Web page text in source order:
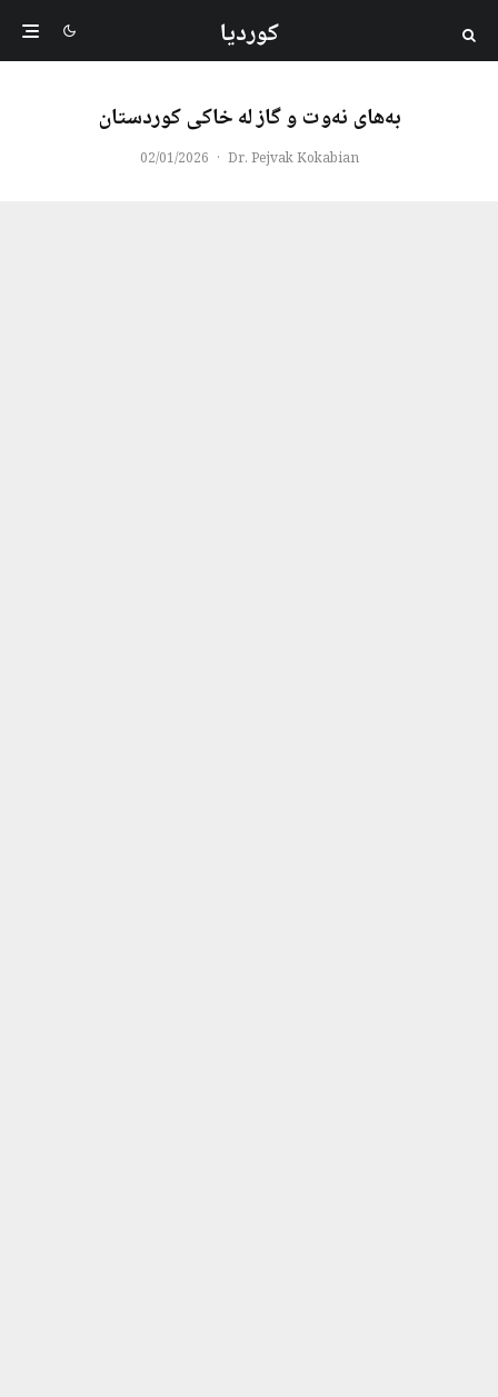
کوردیا
بەهای نەوت و گاز لە خاکی کوردستان
Dr. Pejvak Kokabian
·
02/01/2026